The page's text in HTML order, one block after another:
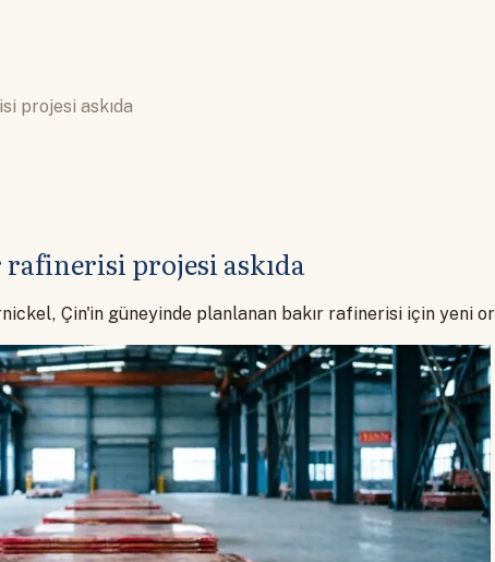
projesi askıda
projesi askıda
Çin'in güneyinde planlanan bakır rafinerisi için yeni